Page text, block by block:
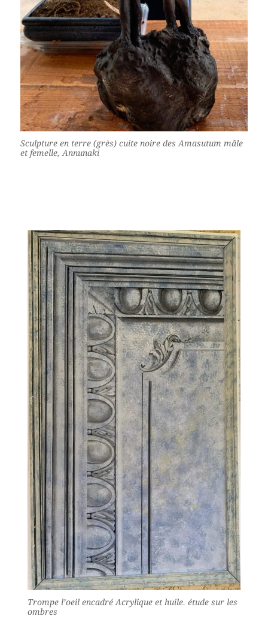
Sculpture en terre (grès) cuite noire des Amasutum mâle
et femelle, Annunaki
Trompe l’oeil encadré Acrylique et huile. étude sur les
ombres